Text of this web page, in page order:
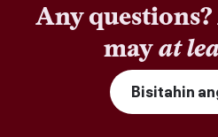
Any
mayat
Bisitahin